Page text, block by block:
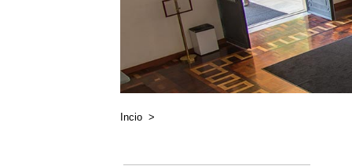
Incio >